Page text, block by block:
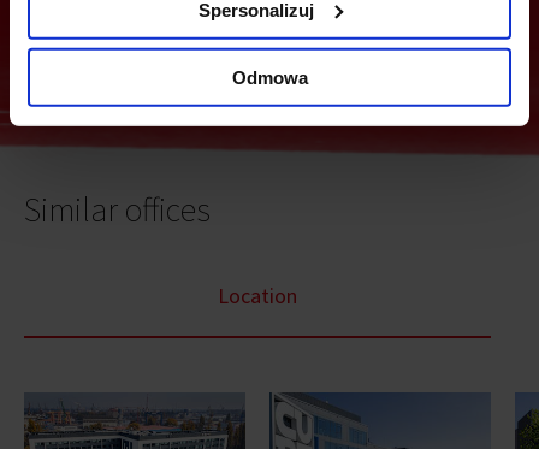
Spersonalizuj
Odmowa
Send
Similar offices
Location